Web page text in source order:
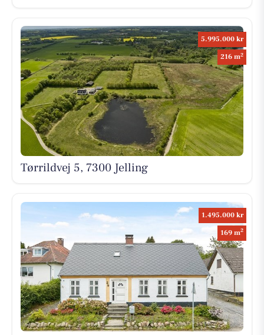
5.995.000 kr
216 m2
Tørrildvej 5, 7300 Jelling
1.495.000 kr
169 m2